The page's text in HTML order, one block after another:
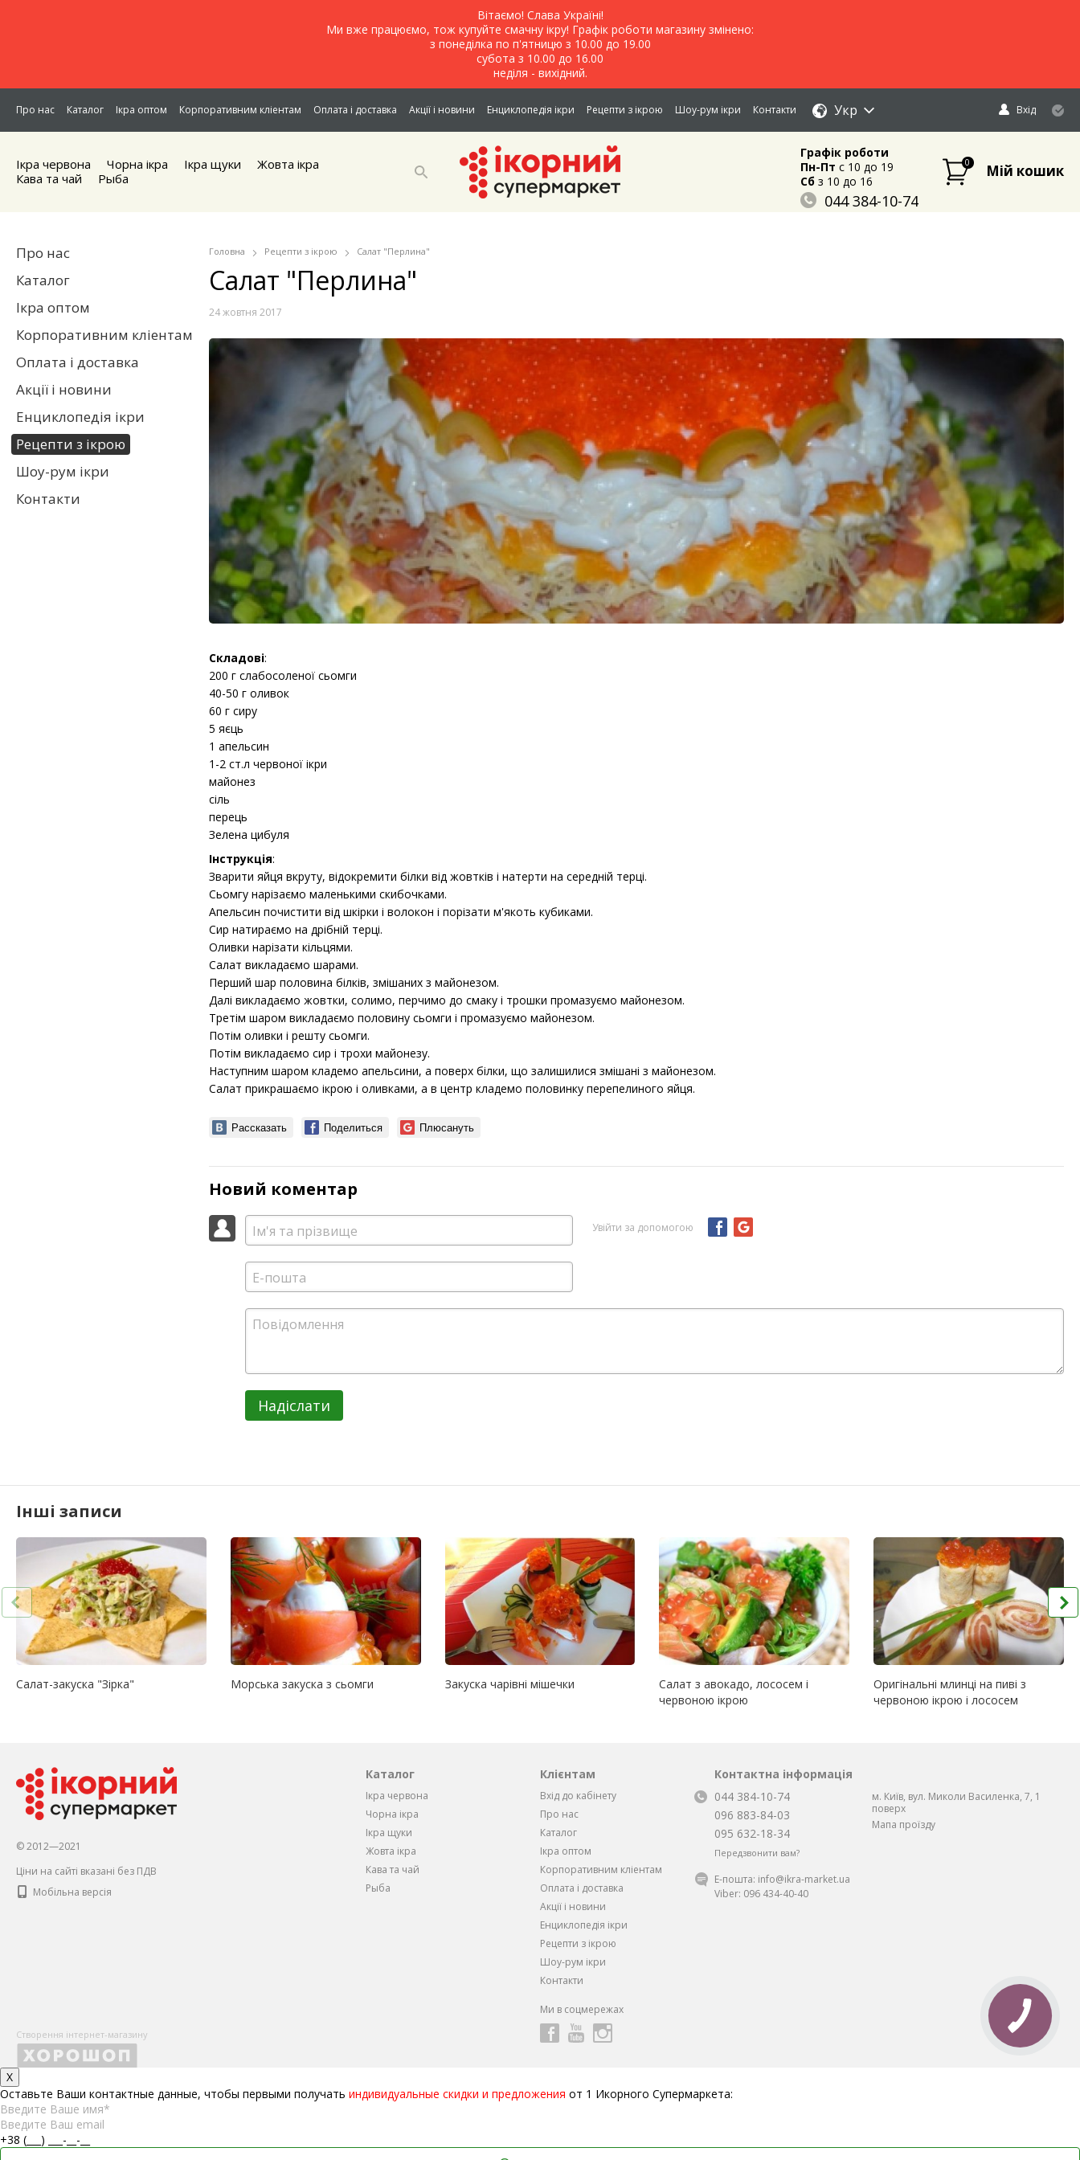
Вітаємо! Слава Україні!
Ми вже працюємо, тож купуйте смачну ікру! Графік роботи магазину змінено:
з понеділка по п'ятницю з 10.00 до 19.00
субота з 10.00 до 16.00
неділя - вихідний.
Про нас Каталог Ікра оптом Корпоративним кліентам Оплата і доставка Акції і новини Енциклопедія ікри Рецепти з ікрою Шоу-рум ікри Контакти Укр Вхід
Ікра червона Чорна iкра Iкра щуки
Жовта iкра
Кава та чай
Рыба
Графік роботи
Пн-Пт c 10 до 19
Сбз 10 до 16
044 384-10-74
0 Мій кошик
Головна Рецепти з ікрою Салат "Перлина"
Салат "Перлина"
24 жовтня 2017
Складові:
200 г слабосоленої сьомги
40-50 г оливок
60 г сиру
5 яєць
1 апельсин
1-2 ст.л червоної ікри
майонез
сіль
перець
Зелена цибуля
Інструкція:
Зварити яйця вкруту, відокремити білки від жовтків і натерти на середній терці.
Сьомгу нарізаємо маленькими скибочками.
Апельсин почистити від шкірки і волокон і порізати м'якоть кубиками.
Сир натираємо на дрібній терці.
Оливки нарізати кільцями.
Салат викладаємо шарами.
Перший шар половина білків, змішаних з майонезом.
Далі викладаємо жовтки, солимо, перчимо до смаку і трошки промазуємо майонезом.
Третім шаром викладаємо половину сьомги і промазуємо майонезом.
Потім оливки і решту сьомги.
Потім викладаємо сир і трохи майонезу.
Наступним шаром кладемо апельсини, а поверх білки, що залишилися змішані з майонезом.
Салат прикрашаємо ікрою і оливками, а в центр кладемо половинку перепелиного яйця.
Рассказать Поделиться Плюсануть
Новий коментар
Увійти за допомогою
Надіслати
Про нас
Каталог
Ікра оптом
Корпоративним кліентам
Оплата і доставка
Акції і новини
Енциклопедія ікри
Рецепти з ікрою
Шоу-рум ікри
Контакти
Інші записи
Салат-закуска "Зірка" Морська закуска з сьомги Закуска чарівні мішечки
Салат з авокадо, лососем і
червоною ікрою
Оригінальні млинці на пиві з
червоною ікрою і лососем
© 2012—2021
Ціни на сайті вказані без ПДВ
Мобільна версія
Каталог
Ікра червона
Чорна iкра
Iкра щуки
Жовта iкра
Кава та чай
Рыба
Клієнтам
Вхід до кабінету
Про нас
Каталог
Ікра оптом
Корпоративним кліентам
Оплата і доставка
Акції і новини
Енциклопедія ікри
Рецепти з ікрою
Шоу-рум ікри
Контакти
Ми в соцмережах
Контактна інформація
044 384-10-74
096 883-84-03
095 632-18-34
Передзвонити вам?
м. Київ, вул. Миколи Василенка, 7, 1
поверх
Мапа проїзду
Е-пошта: info@ikra-market.ua
Viber: 096 434-40-40
Створення інтернет-магазину
X
Оставьте Ваши контактные данные, чтобы первыми получать индивидуальные скидки и предложения от 1 Икорного Супермаркета: